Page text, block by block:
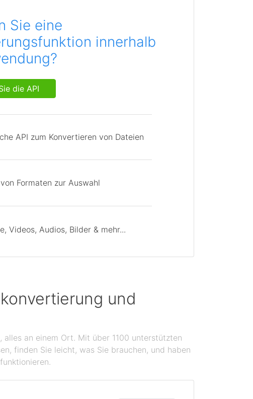
Sie eine
innerhalb
die API
API zum Konvertieren von Dateien
Formaten zur Auswahl
Videos, Audios, Bilder & mehr...
und
an einem Ort. Mit über 1100 unterstützten
finden Sie leicht, was Sie brauchen, und haben